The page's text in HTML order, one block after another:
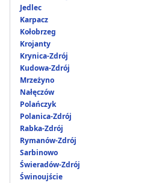
Jedlec
Karpacz
Kołobrzeg
Krojanty
Krynica-Zdrój
Kudowa-Zdrój
Mrzeżyno
Nałęczów
Polańczyk
Polanica-Zdrój
Rabka-Zdrój
Rymanów-Zdrój
Sarbinowo
Świeradów-Zdrój
Świnoujście